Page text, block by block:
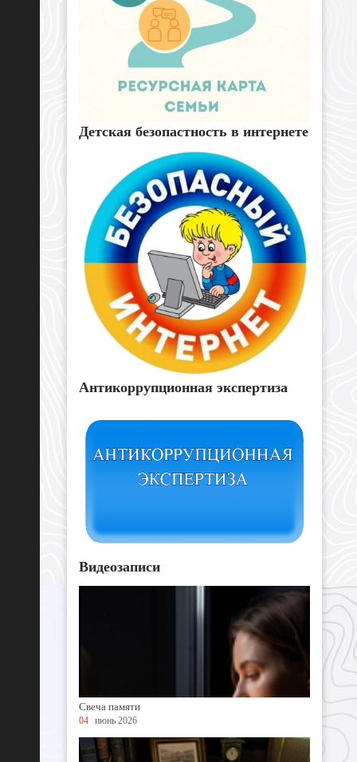
Детская безопастность в интернете
Антикоррупционная экспертиза
Видеозаписи
Свеча памяти
04 июнь 2026